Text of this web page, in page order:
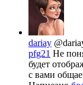
dariay
pfg21 Не
будет
с вами